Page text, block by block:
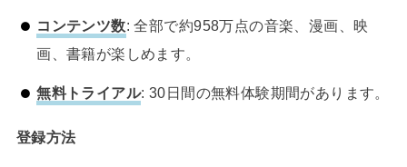
コンテンツ数: 全部で約958万点の音楽、漫画、映
画、書籍が楽しめます。
無料トライアル: 30日間の無料体験期間があります。
登録方法